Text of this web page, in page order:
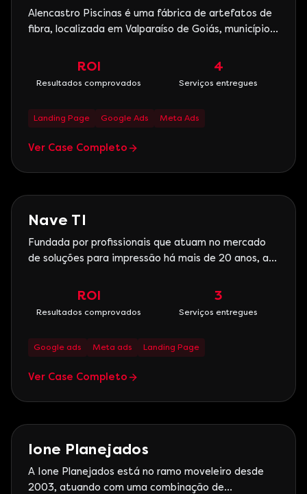
Alencastro Piscinas é uma fábrica de artefatos de
fibra, localizada em Valparaíso de Goiás, município
de uma sociedade entre irmãos que
ROI
Resultados comprovados
4
Serviços entregues
Landing Page Google Ads Meta Ads
Ver Case Completo
Marketing Digital
Nave TI
Fundada por profissionais que atuam no mercado
de soluções para impressão há mais de 20 anos, a
outsourcing de impressão, locação, venda e
ROI
Resultados comprovados
3
Serviços entregues
Google ads Meta ads Landing Page
Ver Case Completo
Imobiliário
Ione Planejados
A Ione Planejados está no ramo moveleiro desde
2003, atuando com uma combinação de